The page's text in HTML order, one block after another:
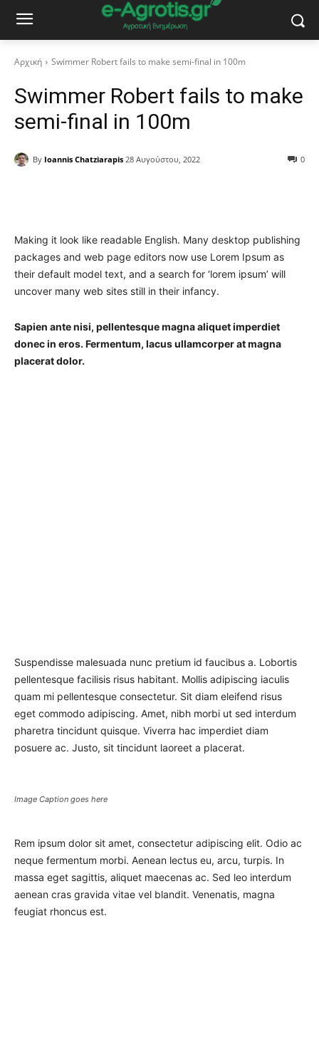
Αρχική Swimmer Robert fails to make semi-final in 100m
Swimmer Robert fails to make
semi-final in 100m
By Ioannis Chatziarapis 28 Αυγούστου, 2022 0
Making it look like readable English. Many desktop publishing
packages and web page editors now use Lorem Ipsum as
their default model text, and a search for ‘lorem ipsum’ will
uncover many web sites still in their infancy.
Sapien ante nisi, pellentesque magna aliquet imperdiet
donec in eros. Fermentum, lacus ullamcorper at magna
placerat dolor.
Suspendisse malesuada nunc pretium id faucibus a. Lobortis
pellentesque facilisis risus habitant. Mollis adipiscing iaculis
quam mi pellentesque consectetur. Sit diam eleifend risus
eget commodo adipiscing. Amet, nibh morbi ut sed interdum
pharetra tincidunt quisque. Viverra hac imperdiet diam
posuere ac. Justo, sit tincidunt laoreet a placerat.
Image Caption goes here
Rem ipsum dolor sit amet, consectetur adipiscing elit. Odio ac
neque fermentum morbi. Aenean lectus eu, arcu, turpis. In
massa eget sagittis, aliquet maecenas ac. Sed leo interdum
aenean cras gravida vitae vel blandit. Venenatis, magna
feugiat rhoncus est.